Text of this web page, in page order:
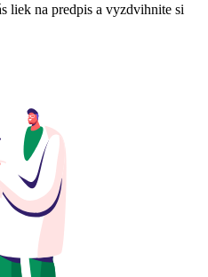
liek na predpis a vyzdvihnite si